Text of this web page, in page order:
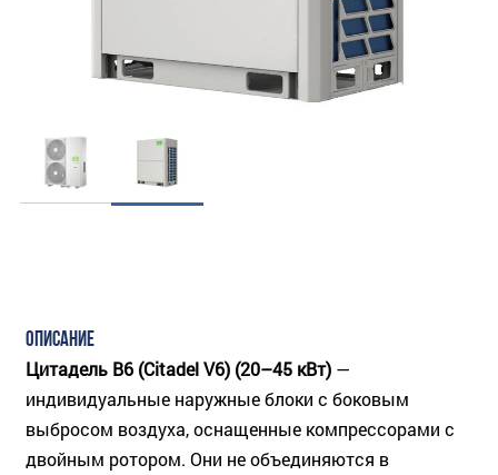
ОПИСАНИЕ
Цитадель В6 (Citadel V6) (20–45 кВт) —
индивидуальные наружные блоки с боковым
выбросом воздуха, оснащенные компрессорами с
двойным ротором. Они не объединяются в